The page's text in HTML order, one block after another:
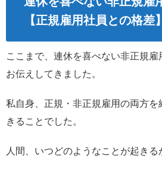
【正規雇用社員との格差
ここまで、連休を喜べない非正規雇
お伝えしてきました。
私自身、正規・非正規雇用の両方
きることでした。
人間、いつどのようなことが起きる